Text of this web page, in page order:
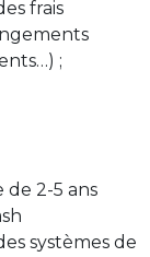
frais
;
de 2-5 ans
systèmes de